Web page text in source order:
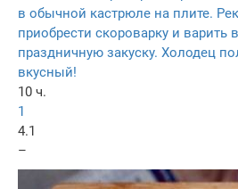
в обычной кастрюле на плите.
приобрести скороварку и варить
праздничную закуску. Холодец
вкусный!
10 ч.
1
4.1
–